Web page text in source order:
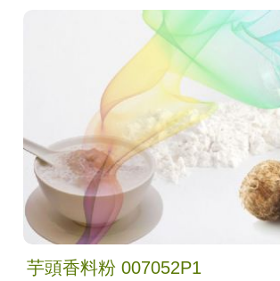
芋頭香料粉 007052P1